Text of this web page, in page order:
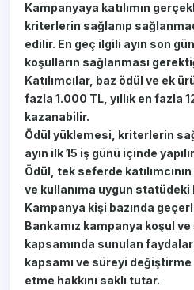
Kampanyaya katılımın
kriterlerin sağlanıp
edilir. En geç ilgili ayın son
koşulların sağlanması
Katılımcılar, baz ödül ve ek
fazla 1.000 TL, yıllık en fazla
kazanabilir.
Ödül yüklemesi, kriterlerin
ayın ilk 15 iş günü içinde
Ödül, tek seferde
ve kullanıma uygun statüdeki
Kampanya kişi bazında
​Bankamız kampanya koşul
kapsamında sunulan
kapsamı ve süreyi
etme hakkını saklı tutar.